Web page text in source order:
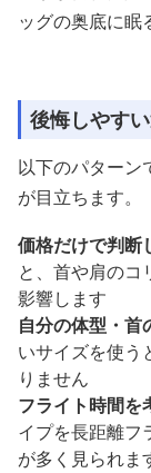
ッグの奥底に眠
後悔しやす
以下のパターン
が目立ちます。
価格だけで判断
と、首や肩のコ
影響します
自分の体型・首
いサイズを使う
りません
フライト時間を
イプを長距離フ
が多く見られま